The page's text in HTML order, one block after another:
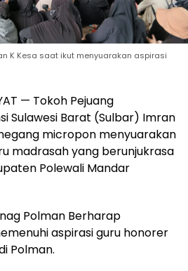
K Kesa saat ikut menyuarakan aspirasi
— Tokoh Pejuang
Sulawesi Barat (Sulbar) Imran
micropon menyuarakan
madrasah yang berunjukrasa
Polewali Mandar
Polman Berharap
aspirasi guru honorer
Polman.